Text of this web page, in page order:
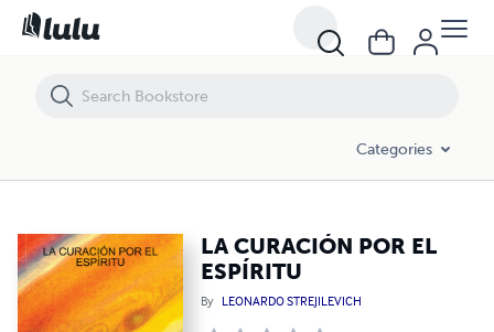
Categories
LA CURACIÓN POR EL
ESPÍRITU
By LEONARDO STREJILEVICH
LA CURACIÓN POR EL ESPÍRITU